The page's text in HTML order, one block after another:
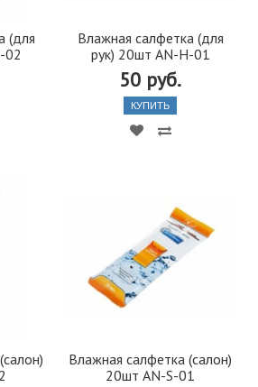
(для
02
Влажная салфетка (для
рук) 20шт AN-H-01
50 руб.
КУПИТЬ
Влажная салфетка (салон)
20шт AN-S-01